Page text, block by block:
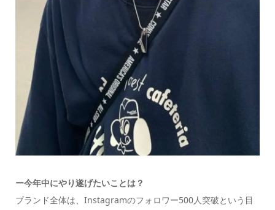
ー今年中にやり遂げたいことは？
ブランド全体は、Instagramのフォロワー500人突破という目